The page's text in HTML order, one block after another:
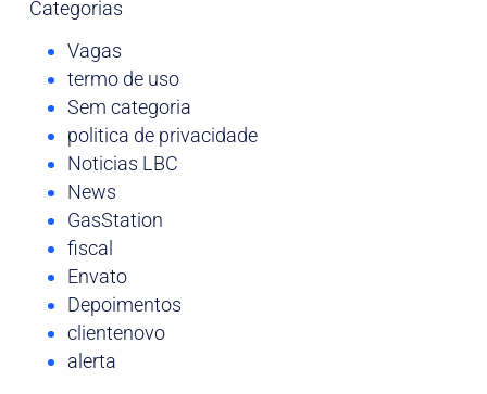
Categorias
Vagas
termo de uso
Sem categoria
politica de privacidade
Noticias LBC
News
GasStation
fiscal
Envato
Depoimentos
clientenovo
alerta